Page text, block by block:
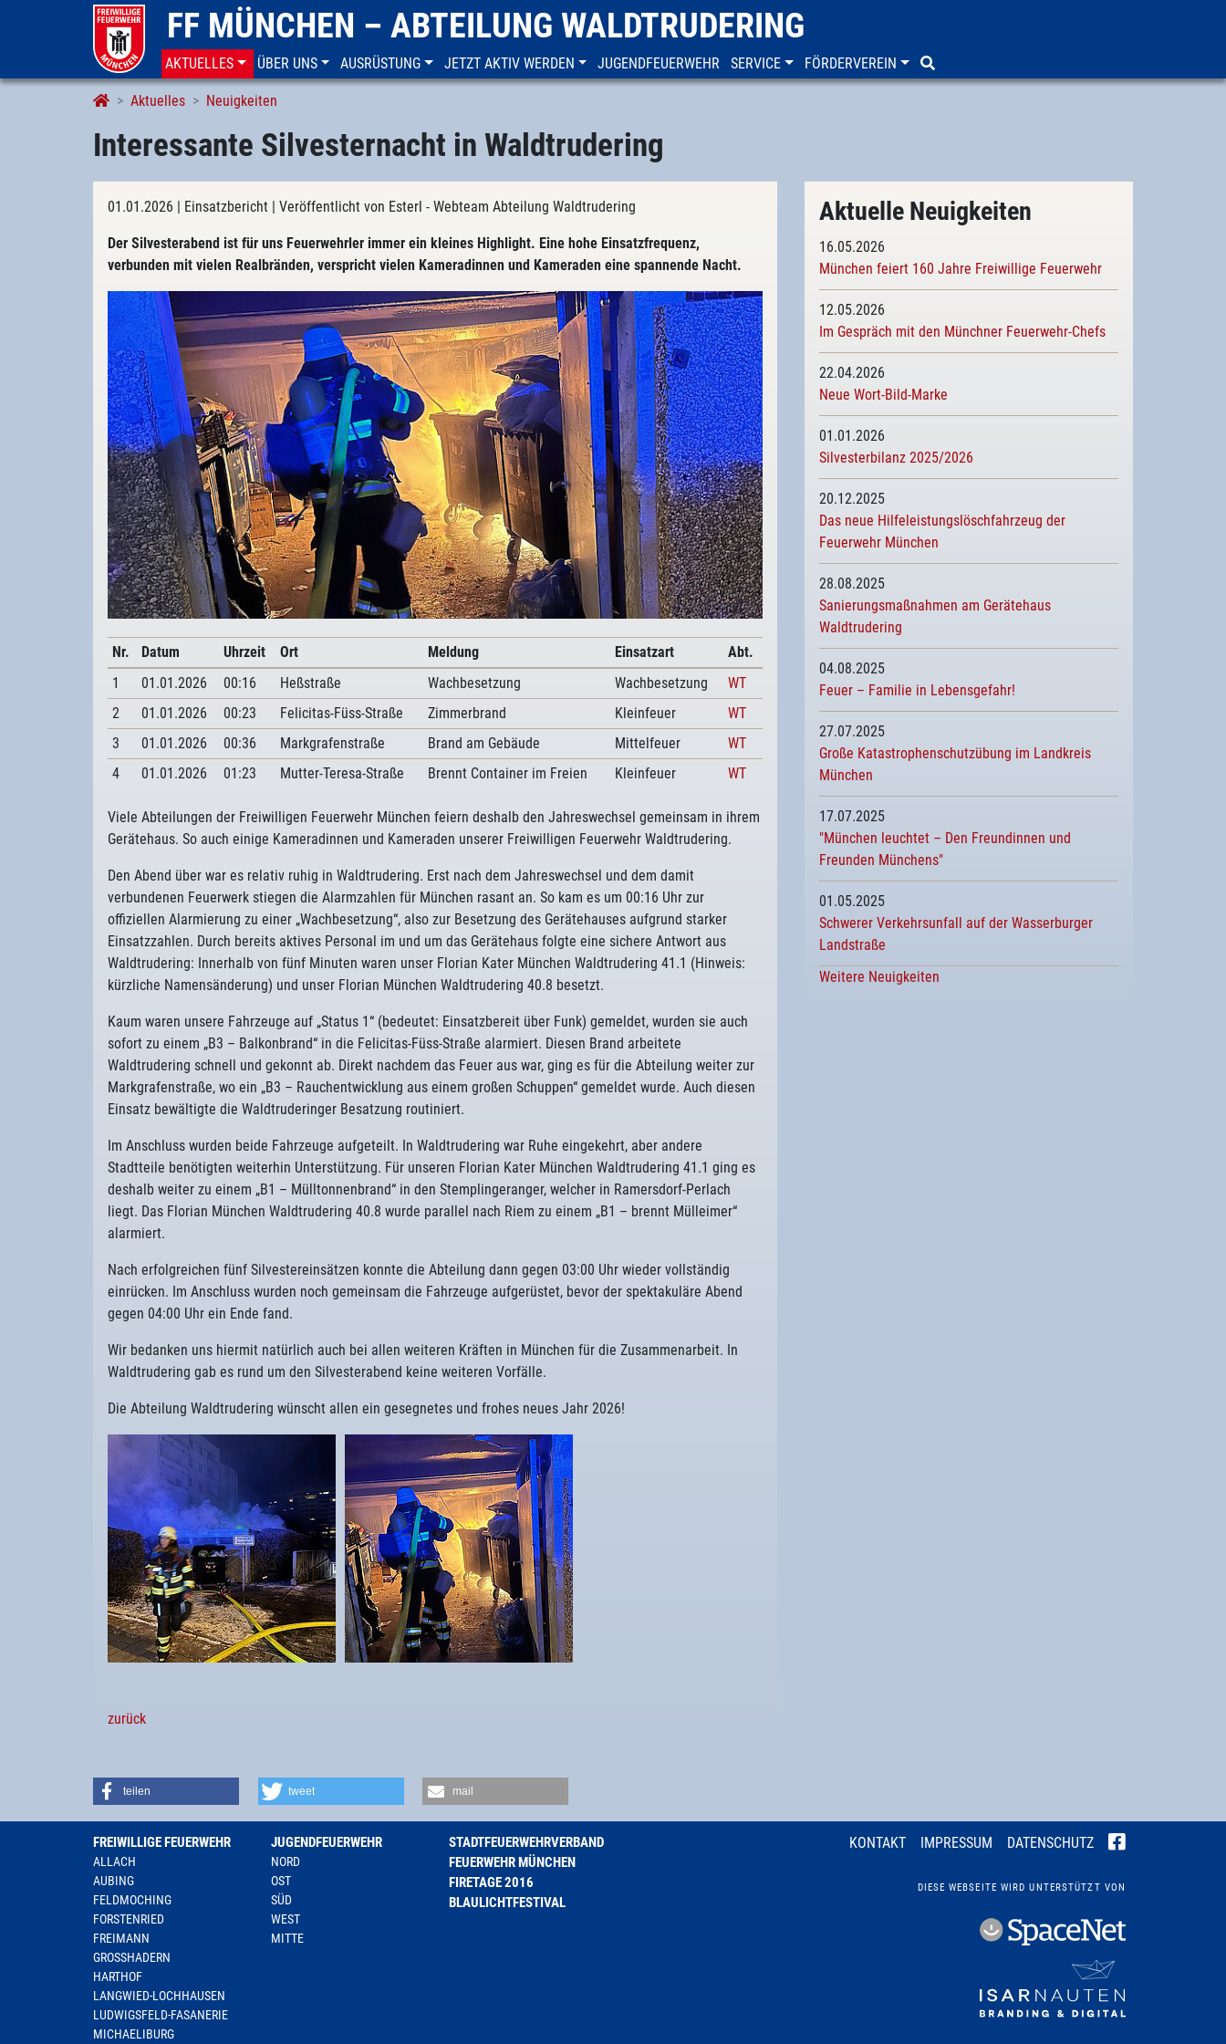
FF MÜNCHEN – ABTEILUNG WALDTRUDERING
AKTUELLES ÜBER UNS AUSRÜSTUNG JETZT AKTIV WERDEN JUGENDFEUERWEHR SERVICE FÖRDERVEREIN
Aktuelles Neuigkeiten
Interessante Silvesternacht in Waldtrudering
01.01.2026 | Einsatzbericht | Veröffentlicht von Esterl - Webteam Abteilung Waldtrudering
Der Silvesterabend ist für uns Feuerwehrler immer ein kleines Highlight. Eine hohe Einsatzfrequenz,
verbunden mit vielen Realbränden, verspricht vielen Kameradinnen und Kameraden eine spannende Nacht.
Nr. Datum Uhrzeit Ort Meldung Einsatzart
Abt.
1
01.01.2026 00:16 Heßstraße Wachbesetzung Wachbesetzung
WT
2
01.01.2026 00:23 Felicitas-Füss-Straße Zimmerbrand Kleinfeuer
WT
3
01.01.2026 00:36 Markgrafenstraße Brand am Gebäude Mittelfeuer
WT
4
01.01.2026 01:23 Mutter-Teresa-Straße Brennt Container im Freien Kleinfeuer WT
Viele Abteilungen der Freiwilligen Feuerwehr München feiern deshalb den Jahreswechsel gemeinsam in ihrem
Gerätehaus. So auch einige Kameradinnen und Kameraden unserer Freiwilligen Feuerwehr Waldtrudering.
Den Abend über war es relativ ruhig in Waldtrudering. Erst nach dem Jahreswechsel und dem damit
verbundenen Feuerwerk stiegen die Alarmzahlen für München rasant an. So kam es um 00:16 Uhr zur
offiziellen Alarmierung zu einer „Wachbesetzung“, also zur Besetzung des Gerätehauses aufgrund starker
Einsatzzahlen. Durch bereits aktives Personal im und um das Gerätehaus folgte eine sichere Antwort aus
Waldtrudering: Innerhalb von fünf Minuten waren unser Florian Kater München Waldtrudering 41.1 (Hinweis:
kürzliche Namensänderung) und unser Florian München Waldtrudering 40.8 besetzt.
Kaum waren unsere Fahrzeuge auf „Status 1“ (bedeutet: Einsatzbereit über Funk) gemeldet, wurden sie auch
sofort zu einem „B3 – Balkonbrand“ in die Felicitas-Füss-Straße alarmiert. Diesen Brand arbeitete
Waldtrudering schnell und gekonnt ab. Direkt nachdem das Feuer aus war, ging es für die Abteilung weiter zur
Markgrafenstraße, wo ein „B3 – Rauchentwicklung aus einem großen Schuppen“ gemeldet wurde. Auch diesen
Einsatz bewältigte die Waldtruderinger Besatzung routiniert.
Im Anschluss wurden beide Fahrzeuge aufgeteilt. In Waldtrudering war Ruhe eingekehrt, aber andere
Stadtteile benötigten weiterhin Unterstützung. Für unseren Florian Kater München Waldtrudering 41.1 ging es
deshalb weiter zu einem „B1 – Mülltonnenbrand“ in den Stemplingeranger, welcher in Ramersdorf-Perlach
liegt. Das Florian München Waldtrudering 40.8 wurde parallel nach Riem zu einem „B1 – brennt Mülleimer“
alarmiert.
Nach erfolgreichen fünf Silvestereinsätzen konnte die Abteilung dann gegen 03:00 Uhr wieder vollständig
einrücken. Im Anschluss wurden noch gemeinsam die Fahrzeuge aufgerüstet, bevor der spektakuläre Abend
gegen 04:00 Uhr ein Ende fand.
Wir bedanken uns hiermit natürlich auch bei allen weiteren Kräften in München für die Zusammenarbeit. In
Waldtrudering gab es rund um den Silvesterabend keine weiteren Vorfälle.
Die Abteilung Waldtrudering wünscht allen ein gesegnetes und frohes neues Jahr 2026!
zurück
Aktuelle Neuigkeiten
16.05.2026
München feiert 160 Jahre Freiwillige Feuerwehr
12.05.2026
Im Gespräch mit den Münchner Feuerwehr-Chefs
22.04.2026
Neue Wort-Bild-Marke
01.01.2026
Silvesterbilanz 2025/2026
20.12.2025
Das neue Hilfeleistungslöschfahrzeug der
Feuerwehr München
28.08.2025
Sanierungsmaßnahmen am Gerätehaus
Waldtrudering
04.08.2025
Feuer – Familie in Lebensgefahr!
27.07.2025
Große Katastrophenschutzübung im Landkreis
München
17.07.2025
"München leuchtet – Den Freundinnen und
Freunden Münchens"
01.05.2025
Schwerer Verkehrsunfall auf der Wasserburger
Landstraße
Weitere Neuigkeiten
teilen tweet mail
FREIWILLIGE FEUERWEHR
ALLACH
AUBING
FELDMOCHING
FORSTENRIED
FREIMANN
GROSSHADERN
HARTHOF
LANGWIED-LOCHHAUSEN
LUDWIGSFELD-FASANERIE
MICHAELIBURG
JUGENDFEUERWEHR
NORD
OST
SÜD
WEST
MITTE
STADTFEUERWEHRVERBAND
FEUERWEHR MÜNCHEN
FIRETAGE 2016
BLAULICHTFESTIVAL
KONTAKT IMPRESSUM DATENSCHUTZ
DIESE WEBSEITE WIRD UNTERSTÜTZT VON